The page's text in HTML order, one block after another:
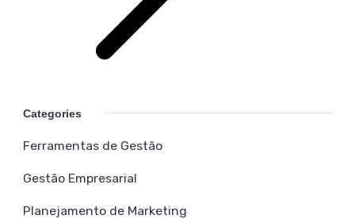
Categories
Ferramentas de Gestão
Gestão Empresarial
Planejamento de Marketing